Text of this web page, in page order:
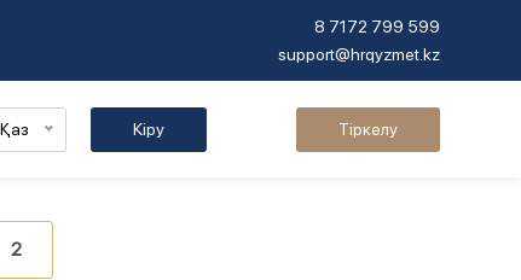
8 7172 799 599
support@hrqyzmet.kz
Қаз Кіру Тіркелу
2